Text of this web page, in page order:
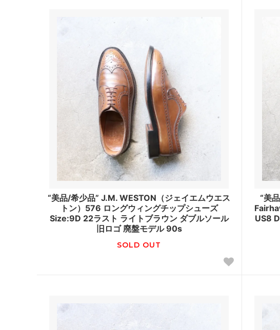
“美品/希少品” J.M. WESTON（ジェイエムウエス
トン）576 ロングウィングチップシューズ
Size:9D 22ラスト ライトブラウン ダブルソール
旧ロゴ 廃盤モデル 90s
SOLD OUT
“美
US8